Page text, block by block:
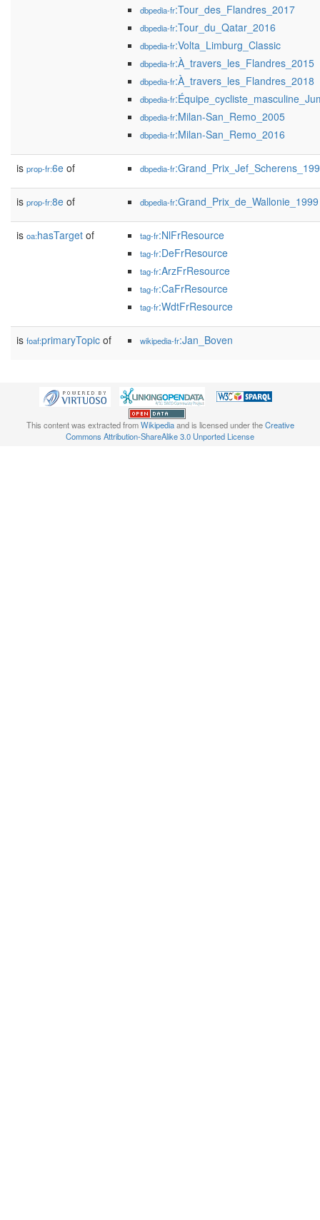
dbpedia-fr:Tour_des_Flandres_2017
dbpedia-fr:Tour_du_Qatar_2016
dbpedia-fr:Volta_Limburg_Classic
dbpedia-fr:À_travers_les_Flandres_2015
dbpedia-fr:À_travers_les_Flandres_2018
dbpedia-fr
dbpedia-fr:Milan-San_Remo_2005
dbpedia-fr:Milan-San_Remo_2016
is prop-fr:6e of dbpedia-fr
is prop-fr:8e of dbpedia-fr:Grand_Prix_de_Wallonie_1999
is oa:hasTarget of tag-fr:NlFrResource
tag-fr:DeFrResource
tag-fr:ArzFrResource
tag-fr:CaFrResource
tag-fr:WdtFrResource
is foaf:primaryTopic of wikipedia-fr:Jan_Boven
This content was extracted fromWikipediaand is licensed under theCreative
Commons Attribution-ShareAlike 3.0 Unported License